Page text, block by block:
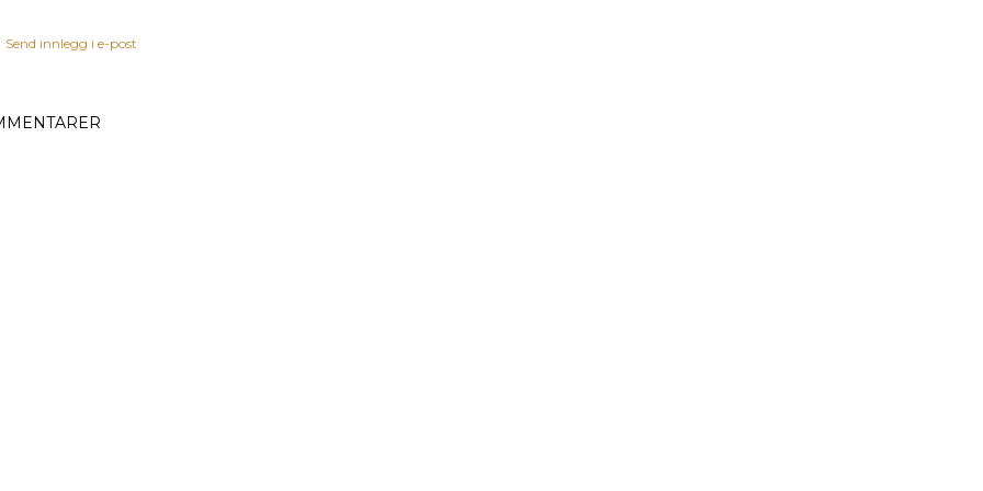
Send innlegg i e-post